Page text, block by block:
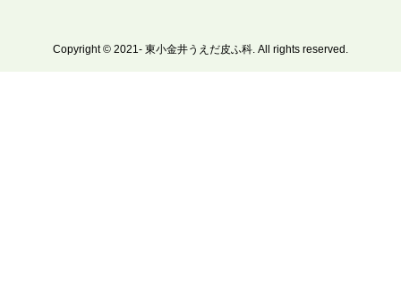
Copyright © 2021- 東小金井うえだ皮ふ科. All rights reserved.